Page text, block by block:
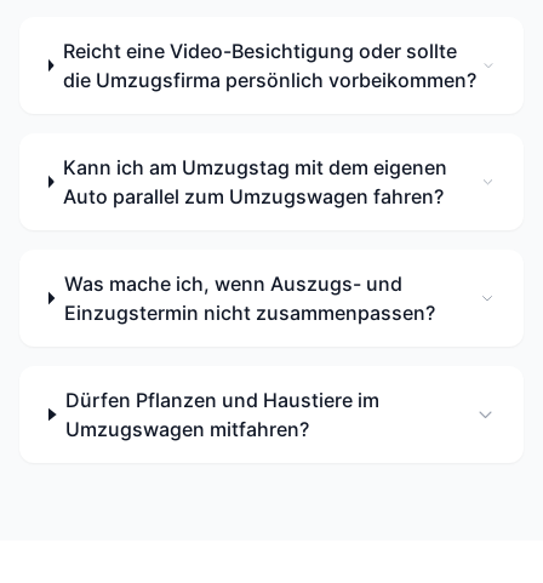
Reicht eine Video-Besichtigung oder sollte
die Umzugsfirma persönlich vorbeikommen?
Kann ich am Umzugstag mit dem eigenen
Auto parallel zum Umzugswagen fahren?
Was mache ich, wenn Auszugs- und
Einzugstermin nicht zusammenpassen?
Dürfen Pflanzen und Haustiere im
Umzugswagen mitfahren?